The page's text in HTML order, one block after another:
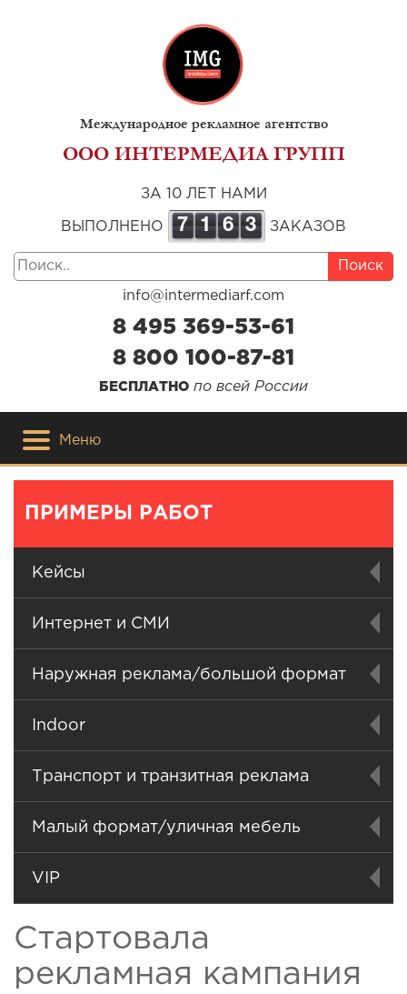
Международное рекламное агентство
ООО ИНТЕРМЕДИА ГРУПП
ЗА 10 ЛЕТ НАМИ
ВЫПОЛНЕНО 7 1 6 3 ЗАКАЗОВ
Поиск
info@intermediarf.com
8 495 369-53-61
8 800 100-87-81
БЕСПЛАТНО по всей России
Меню
ПРИМЕРЫ РАБОТ
Кейсы
Интернет и СМИ
Наружная реклама/большой формат
Indoor
Транспорт и транзитная реклама
Малый формат/уличная мебель
VIP
Стартовала
рекламная кампания